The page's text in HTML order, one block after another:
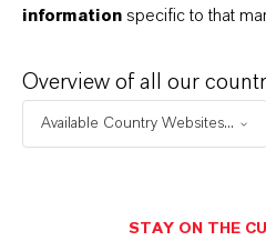
ausgehärteten Zustand
Qualität und Mischung
sondern auch von der
unterstreicht
information specific to that
Overview of all our
Available Country Websites...
STAY ON THE